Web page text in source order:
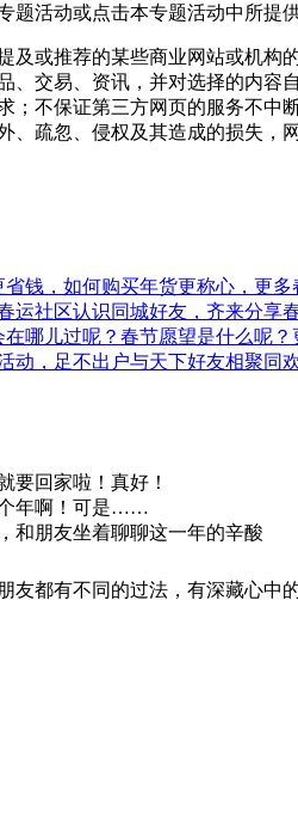
题活动或点击本专题活动中所提
及或推荐的某些商业网站或机构
、交易、资讯，并对选择的内容
；不保证第三方网页的服务不中
、疏忽、侵权及其造成的损失，
钱，如何购买年货更称心，更多
运社区认识同城好友，齐来分享
哪儿过呢？春节愿望是什么呢？
动，足不出户与天下好友相聚同
要回家啦！真好！
年啊！可是……
和朋友坐着聊聊这一年的辛酸
的梦里都回去了。
春节愿望是开年得神兽，可
马上可以见到你们，多苦多
友都有不同的过法，有深藏心